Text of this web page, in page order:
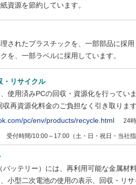
資源を節約しています。
されたプラスチックを、一部部品に採
を、一部ラベルに採用しています。
・リサイクル
使用済みPCの回収・資源化を行ってい
再資源化料金のご負担なく引き取ります
pc/env/products/recycle.html
24
受付時間/10:00～17:00（土・日・祝日・当社指
バッテリー）には、再利用可能な金属材
小型二次電池の使用の表示、回収・リサ